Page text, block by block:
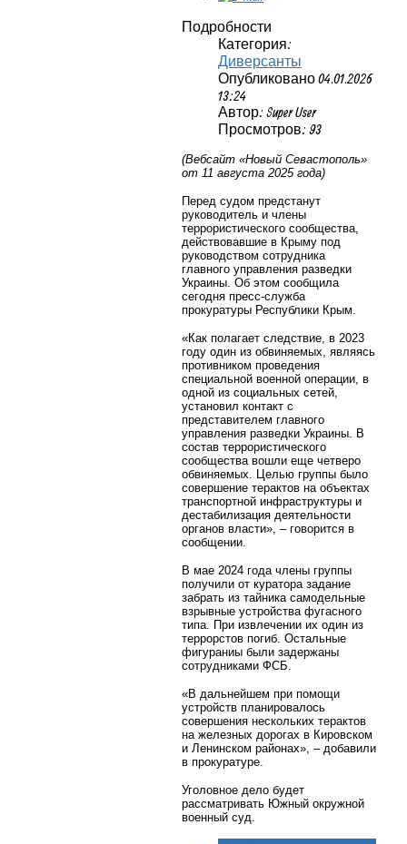
Подробности
Категория:
Диверсанты
Опубликовано 04.01.2026
13:24
Автор: Super User
Просмотров: 93
(Вебсайт «Новый Севастополь»
от 11 августа 2025 года)
Перед судом предстанут
руководитель и члены
террористического сообщества,
действовавшие в Крыму под
руководством сотрудника
главного управления разведки
Украины. Об этом сообщила
сегодня пресс-служба
прокуратуры Республики Крым.
«Как полагает следствие, в 2023
году один из обвиняемых, являясь
противником проведения
специальной военной операции, в
одной из социальных сетей,
установил контакт с
представителем главного
управления разведки Украины. В
состав террористического
сообщества вошли еще четверо
обвиняемых. Целью группы было
совершение терактов на объектах
транспортной инфраструктуры и
дестабилизация деятельности
органов власти», – говорится в
сообщении.
В мае 2024 года члены группы
получили от куратора задание
забрать из тайника самодельные
взрывные устройства фугасного
типа. При извлечении их один из
террорстов погиб. Остальные
фигураниы были задержаны
сотрудниками ФСБ.
«В дальнейшем при помощи
устройств планировалось
совершения нескольких терактов
на железных дорогах в Кировском
и Ленинском районах», – добавили
в прокуратуре.
Уголовное дело будет
рассматривать Южный окружной
военный суд.